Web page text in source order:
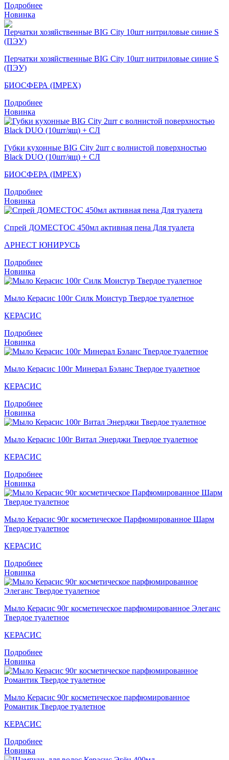
Подробнее
Новинка
Перчатки хозяйственные BIG City 10шт нитриловые синие S
(ПЭУ)
БИОСФЕРА (IMPEX)
Подробнее
Новинка
Губки кухонные BIG City 2шт с волнистой поверхностью
Black DUO (10шт/ящ) + СЛ
БИОСФЕРА (IMPEX)
Подробнее
Новинка
Спрей ДОМЕСТОС 450мл активная пена Для туалета
АРНЕСТ ЮНИРУСЬ
Подробнее
Новинка
Мыло Керасис 100г Силк Моистур Твердое туалетное
КЕРАСИС
Подробнее
Новинка
Мыло Керасис 100г Минерал Бэланс Твердое туалетное
КЕРАСИС
Подробнее
Новинка
Мыло Кераcис 100г Витал Энерджи Твердое туалетное
КЕРАСИС
Подробнее
Новинка
Мыло Кераcис 90г косметическое Парфюмированное Шарм
Твердое туалетное
КЕРАСИС
Подробнее
Новинка
Мыло Кераcис 90г косметическое парфюмированное Элеганс
Твердое туалетное
КЕРАСИС
Подробнее
Новинка
Мыло Кераcис 90г косметическое парфюмированное
Романтик Твердое туалетное
КЕРАСИС
Подробнее
Новинка